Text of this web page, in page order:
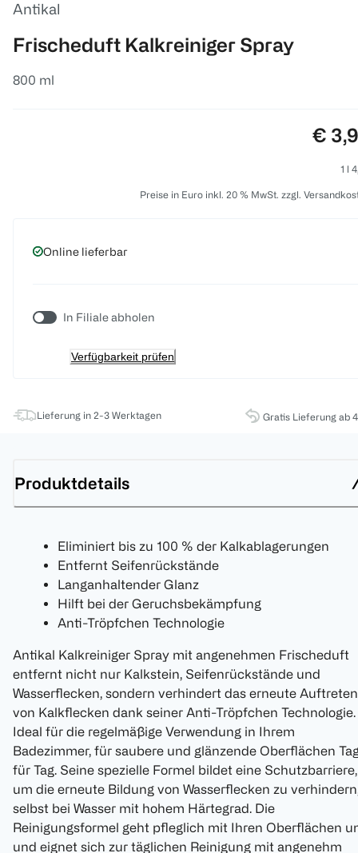
Antikal
Frischeduft Kalkreiniger Spray
800 ml
€
1 l
Preise in Euro inkl. 20 % MwSt. zzgl.
Online lieferbar
In Filiale abholen
Verfügbarkeit prüfen
Lieferung in 2-3 Werktagen Gratis Lieferung ab
Produktdetails
Eliminiert bis zu 100 % der Kalkablagerungen
Entfernt Seifenrückstände
Langanhaltender Glanz
Hilft bei der Geruchsbekämpfung
Anti-Tröpfchen Technologie
Antikal Kalkreiniger Spray mit angenehmen Frischeduft
entfernt nicht nur Kalkstein, Seifenrückstände und
Wasserflecken, sondern verhindert das erneute Auftreten
von Kalkflecken dank seiner Anti-Tröpfchen Technologie.
Ideal für die regelmäßige Verwendung in Ihrem
Badezimmer, für saubere und glänzende Oberflächen
für Tag. Seine spezielle Formel bildet eine Schutzbarriere,
um die erneute Bildung von Wasserflecken zu
selbst bei Wasser mit hohem Härtegrad. Die
Reinigungsformel geht pfleglich mit Ihren Oberflächen
und eignet sich zur täglichen Reinigung mit angenehm